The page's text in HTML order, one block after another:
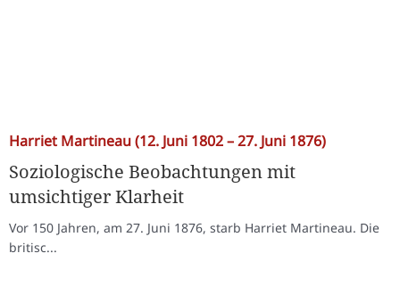
Harriet Martineau (12. Juni 1802 – 27. Juni 1876)
Soziologische Beobachtungen mit
umsichtiger Klarheit
Vor 150 Jahren, am 27. Juni 1876, starb Harriet Martineau. Die
britisc...